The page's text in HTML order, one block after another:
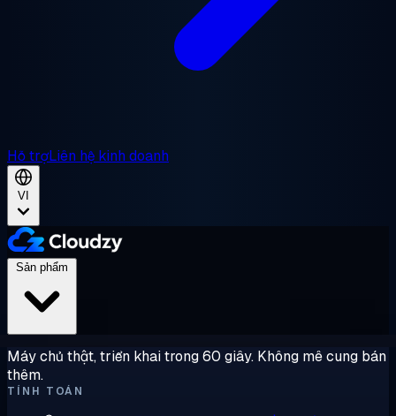
Hỗ trợLiên hệ kinh doanh
VI
Máy chủ thật, triển khai trong 60 giây. Không mê cung bán
thêm.
TÍNH TOÁN